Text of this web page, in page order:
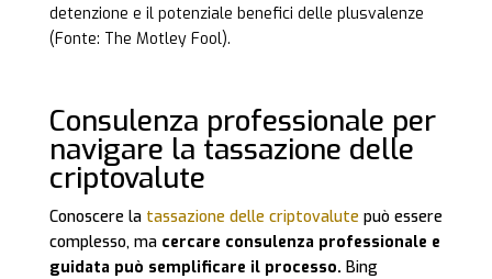
detenzione e il potenziale benefici delle plusvalenze
(Fonte: The Motley Fool).
Consulenza professionale per
navigare la tassazione delle
criptovalute
Conoscere la tassazione delle criptovalute può essere
complesso, ma cercare consulenza professionale e
guidata può semplificare il processo. Bing